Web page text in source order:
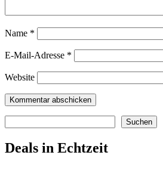
Name *
E-Mail-Adresse *
Website
Suchen
Deals in Echtzeit